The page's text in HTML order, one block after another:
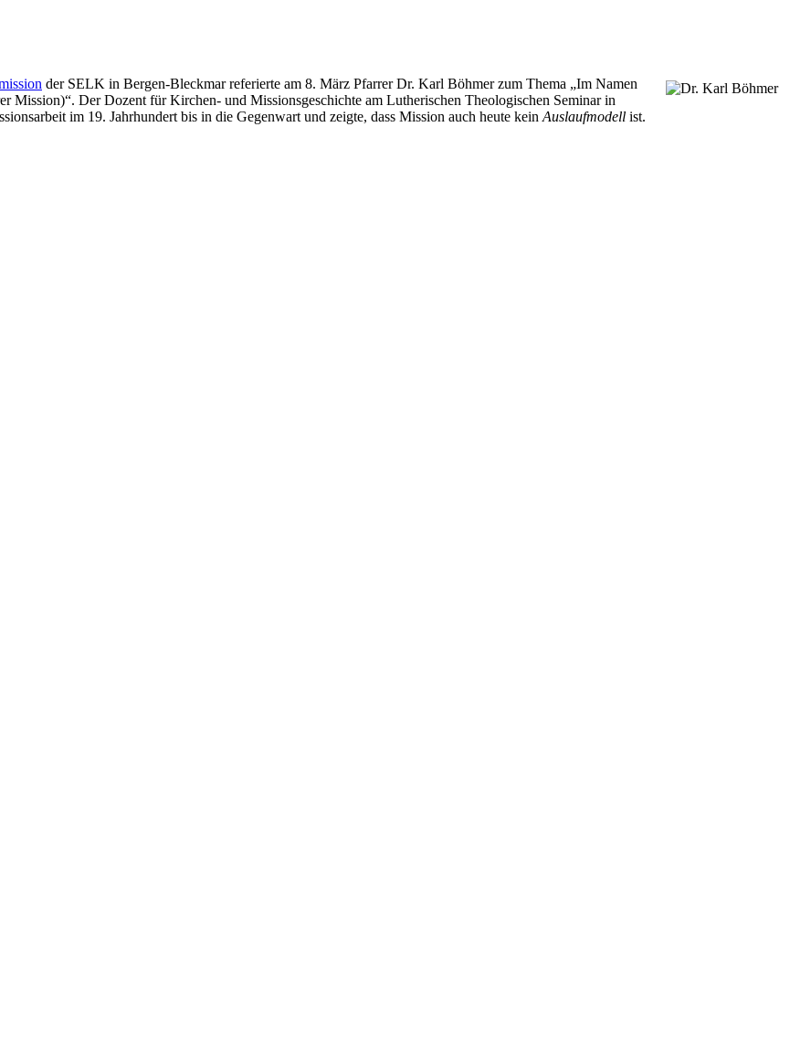
der SELK in Bergen-Bleckmar referierte am 8. März Pfarrer Dr. Karl Böhmer zum Thema „Im Namen
Mission)“. Der Dozent für Kirchen- und Missionsgeschichte am Lutherischen Theologischen Seminar in
im 19. Jahrhundert bis in die Gegenwart und zeigte, dass Mission auch heute kein Auslaufmodell ist.